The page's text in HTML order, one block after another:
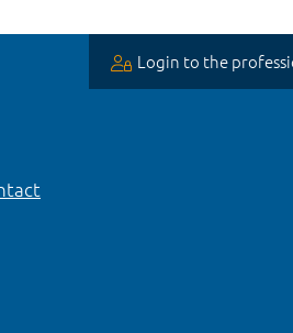
Login to the